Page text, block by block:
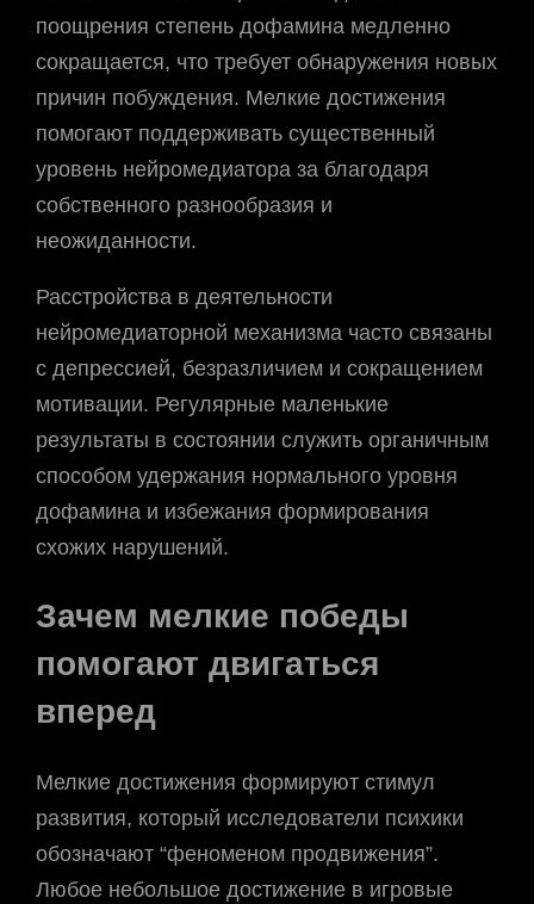
поощрения степень дофамина медленно
сокращается, что требует обнаружения новых
причин побуждения. Мелкие достижения
помогают поддерживать существенный
уровень нейромедиатора за благодаря
собственного разнообразия и
неожиданности.
Расстройства в деятельности
нейромедиаторной механизма часто связаны
с депрессией, безразличием и сокращением
мотивации. Регулярные маленькие
результаты в состоянии служить органичным
способом удержания нормального уровня
дофамина и избежания формирования
схожих нарушений.
Зачем мелкие победы
помогают двигаться
вперед
Мелкие достижения формируют стимул
развития, который исследователи психики
обозначают “феноменом продвижения”.
Любое небольшое достижение в игровые